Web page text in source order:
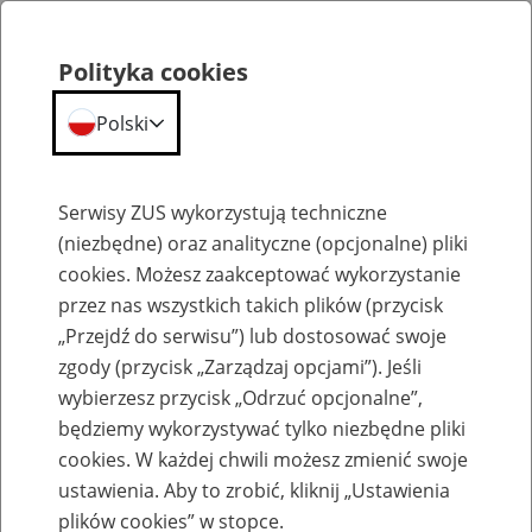
Emerytury
Baza zlikwidowanych lub
przekształconych zakładów pracy
Polityka cookies
Polski
Serwisy ZUS wykorzystują techniczne
(niezbędne) oraz analityczne (opcjonalne) pliki
cookies. Możesz zaakceptować wykorzystanie
przez nas wszystkich takich plików (przycisk
„Przejdź do serwisu”) lub dostosować swoje
zgody (przycisk „Zarządzaj opcjami”). Jeśli
wybierzesz przycisk „Odrzuć opcjonalne”,
będziemy wykorzystywać tylko niezbędne pliki
cookies. W każdej chwili możesz zmienić swoje
ustawienia. Aby to zrobić, kliknij „Ustawienia
plików cookies” w stopce.